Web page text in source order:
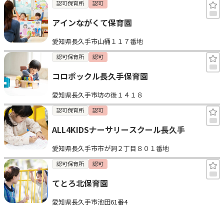
認可保育所 認可
アインながくて保育園
愛知県長久手市山桶１１７番地
認可保育所 認可
コロポックル長久手保育園
愛知県長久手市坊の後１４１８
認可保育所 認可
ALL4KIDSナーサリースクール長久手
愛知県長久手市市が洞２丁目８０１番地
認可保育所 認可
てとろ北保育園
愛知県長久手市池田61番4